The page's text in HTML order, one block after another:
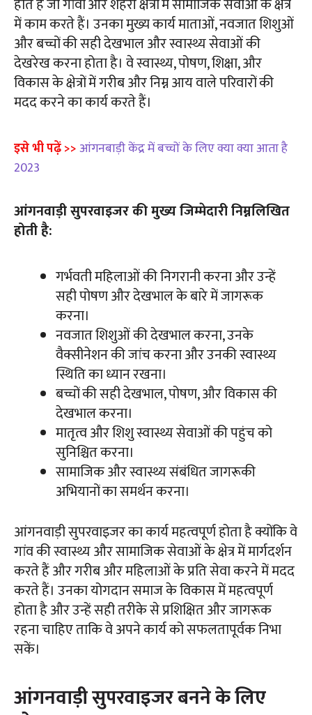
में काम करते हैं। उनका मुख्य कार्य माताओं, नवजात शिशुओं
और बच्चों की सही देखभाल और स्वास्थ्य सेवाओं की
देखरेख करना होता है। वे स्वास्थ्य, पोषण, शिक्षा, और
विकास के क्षेत्रों में गरीब और निम्न आय वाले परिवारों की
मदद करने का कार्य करते हैं।
इसे भी पढ़ें >>आंगनबाड़ी केंद्र में बच्चों के लिए क्या क्या आता है
2023
आंगनवाड़ी सुपरवाइजर की मुख्य जिम्मेदारी निम्नलिखित
होती है:
गर्भवती महिलाओं की निगरानी करना और उन्हें
सही पोषण और देखभाल के बारे में जागरूक
करना।
नवजात शिशुओं की देखभाल करना, उनके
वैक्सीनेशन की जांच करना और उनकी स्वास्थ्य
स्थिति का ध्यान रखना।
बच्चों की सही देखभाल, पोषण, और विकास की
देखभाल करना।
मातृत्व और शिशु स्वास्थ्य सेवाओं की पहुंच को
सुनिश्चित करना।
सामाजिक और स्वास्थ्य संबंधित जागरूकी
अभियानों का समर्थन करना।
आंगनवाड़ी सुपरवाइजर का कार्य महत्वपूर्ण होता है क्योंकि वे
गांव की स्वास्थ्य और सामाजिक सेवाओं के क्षेत्र में मार्गदर्शन
करते हैं और गरीब और महिलाओं के प्रति सेवा करने में मदद
करते हैं। उनका योगदान समाज के विकास में महत्वपूर्ण
होता है और उन्हें सही तरीके से प्रशिक्षित और जागरूक
रहना चाहिए ताकि वे अपने कार्य को सफलतापूर्वक निभा
सकें।
आंगनवाड़ी सुपरवाइजर बनने के लिए